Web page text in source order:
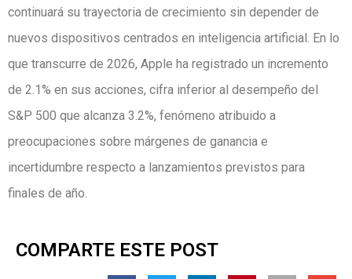
continuará su trayectoria de crecimiento sin depender de
nuevos dispositivos centrados en inteligencia artificial. En lo
que transcurre de 2026, Apple ha registrado un incremento
de 2.1% en sus acciones, cifra inferior al desempeño del
S&P 500 que alcanza 3.2%, fenómeno atribuido a
preocupaciones sobre márgenes de ganancia e
incertidumbre respecto a lanzamientos previstos para
finales de año.
COMPARTE ESTE POST